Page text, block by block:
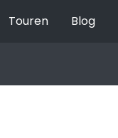
Touren Blog